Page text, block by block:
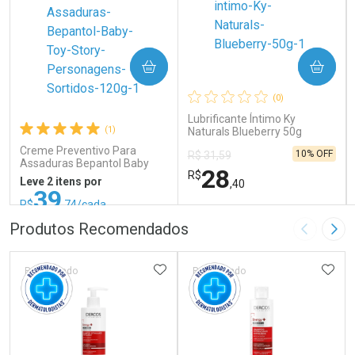
(1)
Creme Preventivo Para
Assaduras Bepantol Baby
Toy Story Personagens
Sortidos 120g
Leve 2 itens por
R$39,74/cada
COMPRAR
FECHAR
FECHAR
Por Menos
(0)
Lubrificante Íntimo Ky
Naturals Blueberry 50g
R$ 31,59
R$28,40
10% OFF
COMPRAR
Por Menos
Produtos Recomendados Imagem
Patrocinado ADICIONAR AOS FAVORITOS
Patrocinado